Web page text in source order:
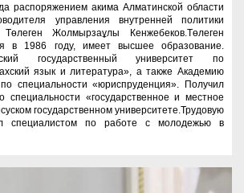
распоряжением акима Алматинской области
управления внутренней политики
Жолмырзаұлы Кенжебеков.Төлеген
в 1986 году, имеет высшее образование.
государственный университет по
язык и литература», а также Академию
специальности «юриспруденция». Получил
специальности «государственное и местное
государственном университете.Трудовую
специалистом по работе с молодежью в